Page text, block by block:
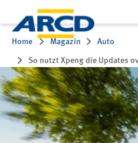
Home Magazin Auto
So nutzt Xpeng die Updates